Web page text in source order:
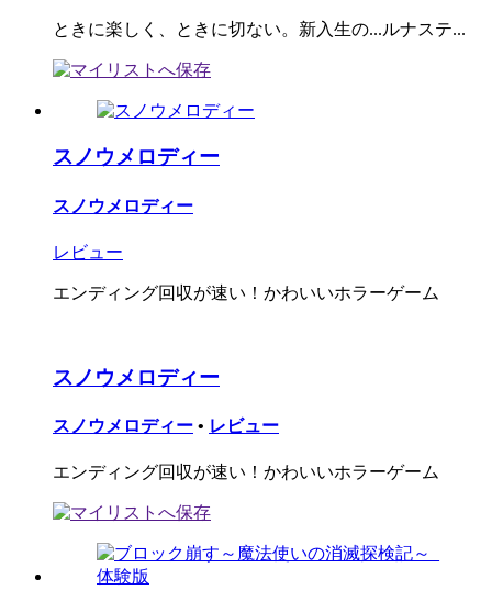
ときに楽しく、ときに切ない。新入生の...ルナステ...
スノウメロディー
スノウメロディー
レビュー
エンディング回収が速い！かわいいホラーゲーム
スノウメロディー
スノウメロディー • レビュー
エンディング回収が速い！かわいいホラーゲーム